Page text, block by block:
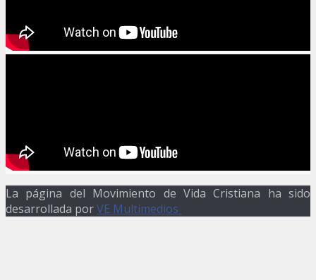
La página del Movimiento de Vida Cristiana ha sido
desarrollada porVE Multimedios